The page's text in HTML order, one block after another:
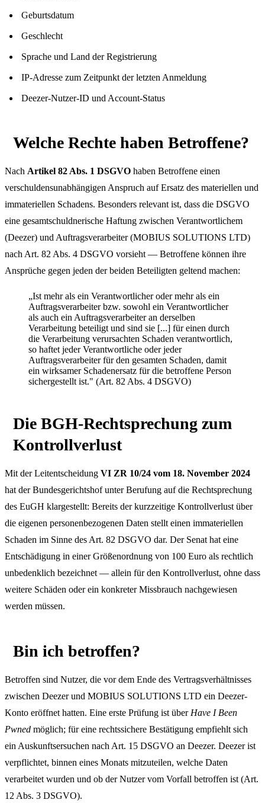
Geburtsdatum
Geschlecht
Sprache und Land der Registrierung
IP-Adresse zum Zeitpunkt der letzten Anmeldung
Deezer-Nutzer-ID und Account-Status
Welche Rechte haben Betroffene?
Nach Artikel 82 Abs. 1 DSGVO haben Betroffene einen
verschuldensunabhängigen Anspruch auf Ersatz des materiellen und
immateriellen Schadens. Besonders relevant ist, dass die DSGVO
eine gesamtschuldnerische Haftung zwischen Verantwortlichem
(Deezer) und Auftragsverarbeiter (MOBIUS SOLUTIONS LTD)
nach Art. 82 Abs. 4 DSGVO vorsieht — Betroffene können ihre
Ansprüche gegen jeden der beiden Beteiligten geltend machen:
„Ist mehr als ein Verantwortlicher oder mehr als ein
Auftragsverarbeiter bzw. sowohl ein Verantwortlicher
als auch ein Auftragsverarbeiter an derselben
Verarbeitung beteiligt und sind sie [...] für einen durch
die Verarbeitung verursachten Schaden verantwortlich,
so haftet jeder Verantwortliche oder jeder
Auftragsverarbeiter für den gesamten Schaden, damit
ein wirksamer Schadenersatz für die betroffene Person
sichergestellt ist." (Art. 82 Abs. 4 DSGVO)
Die BGH-Rechtsprechung zum
Kontrollverlust
Mit der Leitentscheidung VI ZR 10/24 vom 18. November 2024
hat der Bundesgerichtshof unter Berufung auf die Rechtsprechung
des EuGH klargestellt: Bereits der kurzzeitige Kontrollverlust über
die eigenen personenbezogenen Daten stellt einen immateriellen
Schaden im Sinne des Art. 82 DSGVO dar. Der Senat hat eine
Entschädigung in einer Größenordnung von 100 Euro als rechtlich
unbedenklich bezeichnet — allein für den Kontrollverlust, ohne dass
weitere Schäden oder ein konkreter Missbrauch nachgewiesen
werden müssen.
Bin ich betroffen?
Betroffen sind Nutzer, die vor dem Ende des Vertragsverhältnisses
zwischen Deezer und MOBIUS SOLUTIONS LTD ein Deezer-
Konto eröffnet hatten. Eine erste Prüfung ist über Have I Been
Pwned möglich; für eine rechtssichere Bestätigung empfiehlt sich
ein Auskunftsersuchen nach Art. 15 DSGVO an Deezer. Deezer ist
verpflichtet, binnen eines Monats mitzuteilen, welche Daten
verarbeitet wurden und ob der Nutzer vom Vorfall betroffen ist (Art.
12 Abs. 3 DSGVO).